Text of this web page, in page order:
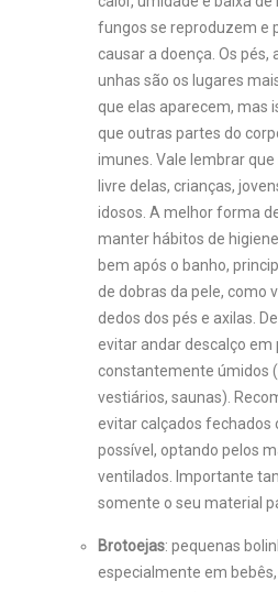
fungos se reproduzem e
causar a doença. Os pés,
unhas são os lugares
que elas aparecem, mas
que outras partes do
imunes. Vale lembrar
livre delas, crianças,
idosos. A melhor forma
manter hábitos de
bem após o banho,
de dobras da pele, como
dedos dos pés e axilas.
evitar andar descalço em
constantemente úmidos
vestiários, saunas).
evitar calçados fechados
possível, optando pelos
ventilados. Importante
somente o seu material
Brotoejas: pequenas
especialmente em